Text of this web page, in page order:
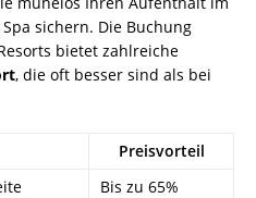
sichern. Die Buchung
bietet zahlreiche
, die oft besser sind als bei
Preisvorteil
Bis zu 65%